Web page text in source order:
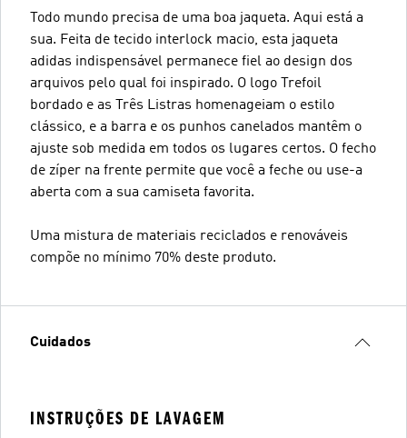
Todo mundo precisa de uma boa jaqueta. Aqui está a
sua. Feita de tecido interlock macio, esta jaqueta
adidas indispensável permanece fiel ao design dos
arquivos pelo qual foi inspirado. O logo Trefoil
bordado e as Três Listras homenageiam o estilo
clássico, e a barra e os punhos canelados mantêm o
ajuste sob medida em todos os lugares certos. O fecho
de zíper na frente permite que você a feche ou use-a
aberta com a sua camiseta favorita.
Uma mistura de materiais reciclados e renováveis
compõe no mínimo 70% deste produto.
Cuidados
INSTRUÇÕES DE LAVAGEM